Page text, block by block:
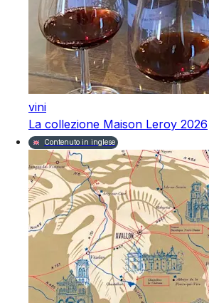
vini
La collezione Maison Leroy 2026
Contenuto in inglese